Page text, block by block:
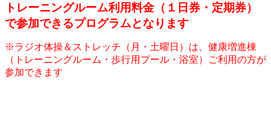
トレーニングルーム利用料金（１日券・定期券）
で参加できるプログラムとなります
※ラジオ体操＆ストレッチ（月・土曜日）は、健康増進棟
（トレーニングルーム・歩行用プール・浴室）ご利用の方が
参加できます